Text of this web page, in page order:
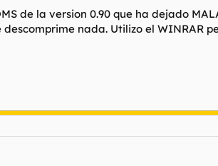
de la version 0.90 que ha dejado
nada. Utilizo el WINRAR